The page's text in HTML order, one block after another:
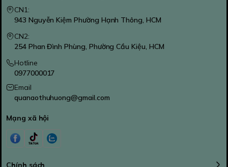
CN1:
943 Nguyễn Kiệm Phường Hạnh Thông, HCM
CN2:
254 Phan Đình Phùng, Phường Cầu Kiệu, HCM
Hotline
0977000017
Email
quanaothuhuong@gmail.com
Mạng xã hội
Chính sách